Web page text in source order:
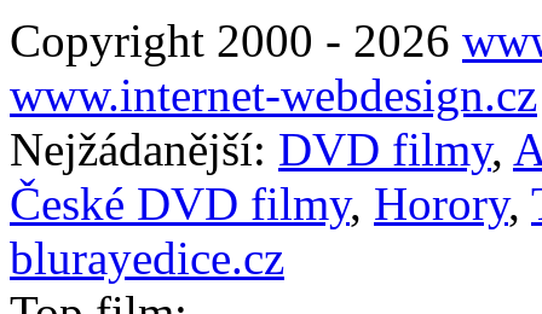
Copyright 2000 - 2026
www.internet-webdesign.cz
Nejžádanější: DVD filmy,
České DVD filmy, Horory,
blurayedice.cz